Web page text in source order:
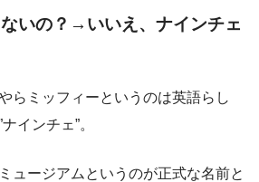
いの？→いいえ、ナインチェ
らミッフィーというのは英語らし
インチェ”。
ュージアムというのが正式な名前と